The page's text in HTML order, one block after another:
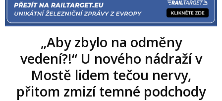
„Aby zbylo na odměny
vedení?!“ U nového nádraží v
Mostě lidem tečou nervy,
přitom zmizí temné podchody